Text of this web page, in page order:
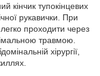
кінчик тупокінцевих
рукавички. При
проходити через
травмою.
хірургії,